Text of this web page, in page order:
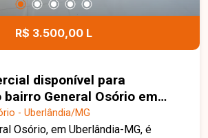
R$ 3.500,00 L
disponível para
General Osório em
MG- Uberlândia/MG
Osório, em Uberlândia-MG, é